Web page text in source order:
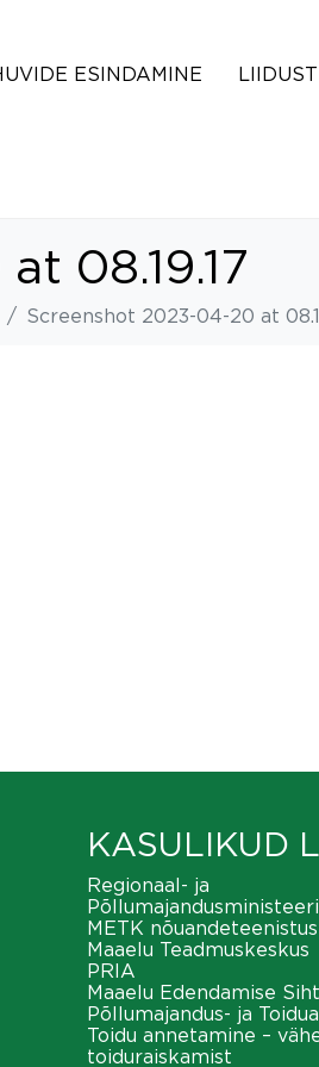
ESINDAMINE LIIDUST
08.19.17
Screenshot 2023-04-20 at
KASULIKUD
Regionaal- ja
METK nõuandeteenistus
Maaelu Teadmuskeskus
PRIA
Maaelu Edendamise
Põllumajandus- ja
Toidu annetamine –
toiduraiskamist